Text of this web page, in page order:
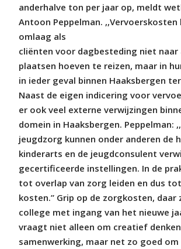
anderhalve ton per jaar op, meldt
Antoon Peppelman. ,,Vervoerskosten
omlaag als
cliënten voor dagbesteding niet naar
plaatsen hoeven te reizen, maar in
in ieder geval binnen Haaksbergen
Naast de eigen indicering voor
er ook veel externe verwijzingen
domein in Haaksbergen. Peppelman:
jeugdzorg kunnen onder anderen de
kinderarts en de jeugdconsulent
gecertificeerde instellingen. In de
tot overlap van zorg leiden en dus
kosten.” Grip op de zorgkosten, daar
college met ingang van het nieuwe
vraagt niet alleen om creatief
samenwerking, maar net zo goed